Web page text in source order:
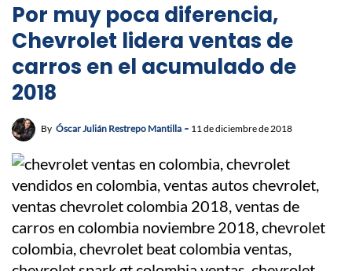
Por muy poca diferencia,
Chevrolet lidera ventas de
carros en el acumulado de
2018
By Óscar Julián Restrepo Mantilla 11 de diciembre de 2018